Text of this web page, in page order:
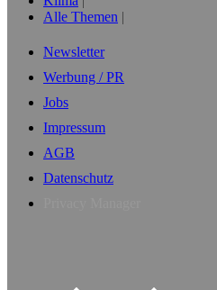
Alle Themen
Newsletter
Werbung / PR
Jobs
Impressum
AGB
Datenschutz